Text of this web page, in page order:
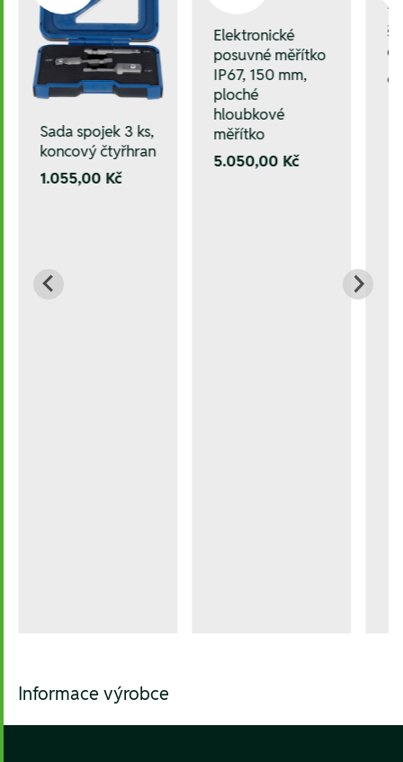
Sada spojek 3 ks,
koncový čtyřhran
1.055,00 Kč
Elektronické
posuvné měřítko
IP67, 150 mm,
ploché
hloubkové
měřítko
5.050,00 Kč
Informace výrobce
Footer